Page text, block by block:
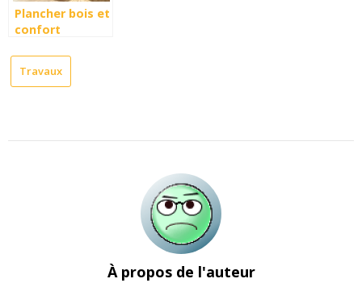
Plancher bois et
confort
pourquoi choisir
le lin comme
Travaux
À propos de l'auteur